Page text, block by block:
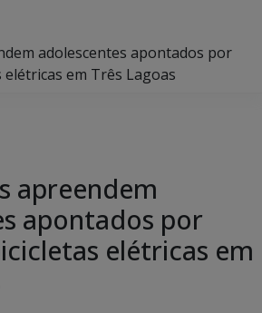
adolescentes apontados por
em Três Lagoas
apreendem
apontados por
elétricas em